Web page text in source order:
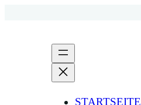
STARTSEITE